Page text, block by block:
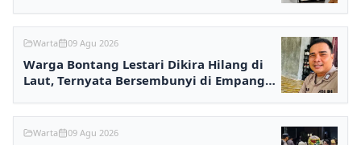
Warta 09 Agu 2026
Warga Bontang Lestari Dikira Hilang di
Laut, Ternyata Bersembunyi di Empang
Warta 09 Agu 2026